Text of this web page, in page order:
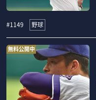
#1149 野球
無料公開中